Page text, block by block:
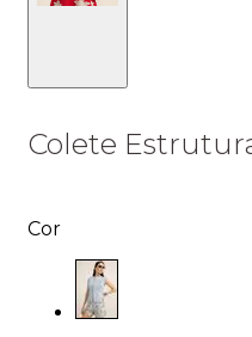
Colete
Cor
Cor: AZUL